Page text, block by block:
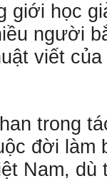
giới học
người
viết
trong
đời làm
Nam, dù